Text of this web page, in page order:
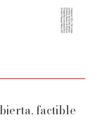
factible